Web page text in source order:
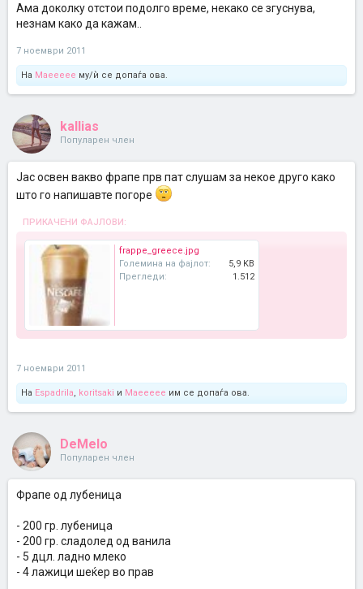
Ама доколку отстои подолго време, некако се згуснува,
незнам како да кажам..
7 ноември 2011
На Maeeeee му/ѝ се допаѓа ова.
kallias
Популарен член
Јас освен вакво фрапе прв пат слушам за некое друго како
што го напишавте погоре
ПРИКАЧЕНИ ФАЈЛОВИ:
frappe_greece.jpg
Големина на фајлот:
5,9 KB
Прегледи:
1.512
7 ноември 2011
На Espadrila, koritsaki и Maeeeee им се допаѓа ова.
DeMelo
Популарен член
Фрапе од лубеница
- 200 гр. лубеница
- 200 гр. сладолед од ванила
- 5 дцл. ладно млеко
- 4 лажици шеќер во прав